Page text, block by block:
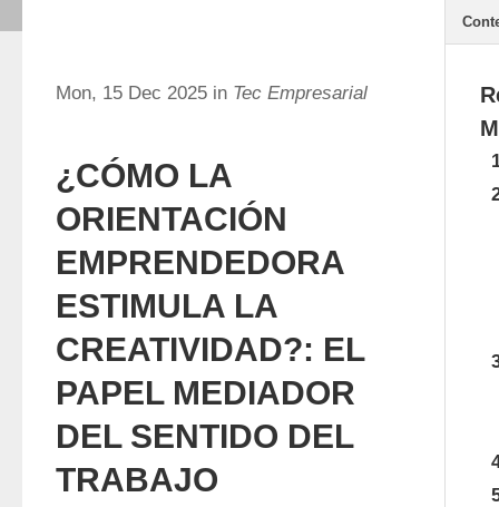
Mon, 15 Dec 2025 in Tec Empresarial
¿CÓMO LA
ORIENTACIÓN
EMPRENDEDORA
ESTIMULA LA
CREATIVIDAD?: EL
PAPEL MEDIADOR
DEL SENTIDO DEL
TRABAJO